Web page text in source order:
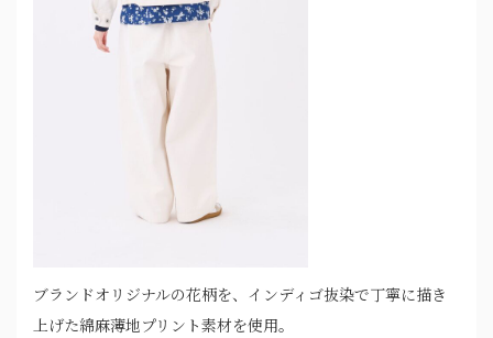
ブランドオリジナルの花柄を、インディゴ抜染で丁寧に描き
上げた綿麻薄地プリント素材を使用。